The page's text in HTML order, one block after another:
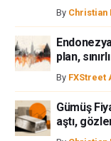
By Christian
plan,
By FXStreet
Gümüş
aştı,